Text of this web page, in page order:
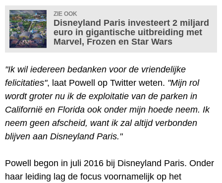
ZIE OOK
Disneyland Paris investeert 2 miljard
euro in gigantische uitbreiding met
Marvel, Frozen en Star Wars
"Ik wil iedereen bedanken voor de vriendelijke
felicitaties", laat Powell op Twitter weten. "Mijn rol
wordt groter nu ik de exploitatie van de parken in
Californië en Florida ook onder mijn hoede neem. Ik
neem geen afscheid, want ik zal altijd verbonden
blijven aan Disneyland Paris."
Powell begon in juli 2016 bij Disneyland Paris. Onder
haar leiding lag de focus voornamelijk op het